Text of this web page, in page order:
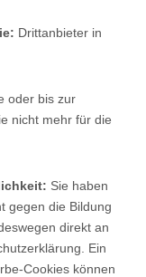
Drittanbieter in
oder bis zur
nicht mehr für die
Sie haben
gegen die Bildung
direkt an
Ein
Cookies können